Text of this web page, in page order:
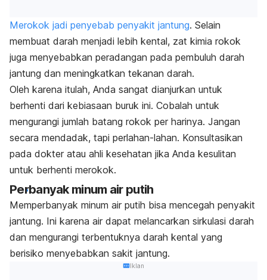
Merokok jadi penyebab penyakit jantung. Selain
membuat darah menjadi lebih kental, zat kimia rokok
juga menyebabkan peradangan pada pembuluh darah
jantung dan meningkatkan tekanan darah.
Oleh karena itulah, Anda sangat dianjurkan untuk
berhenti dari kebiasaan buruk ini. Cobalah untuk
mengurangi jumlah batang rokok per harinya. Jangan
secara mendadak, tapi perlahan-lahan. Konsultasikan
pada dokter atau ahli kesehatan jika Anda kesulitan
untuk berhenti merokok.
Perbanyak minum air putih
Memperbanyak minum air putih bisa mencegah penyakit
jantung. Ini karena air dapat melancarkan sirkulasi darah
dan mengurangi terbentuknya darah kental yang
berisiko menyebabkan sakit jantung.
Iklan